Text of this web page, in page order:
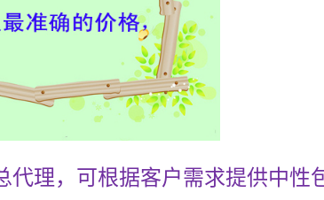
代理，可根据客户需求提供中性